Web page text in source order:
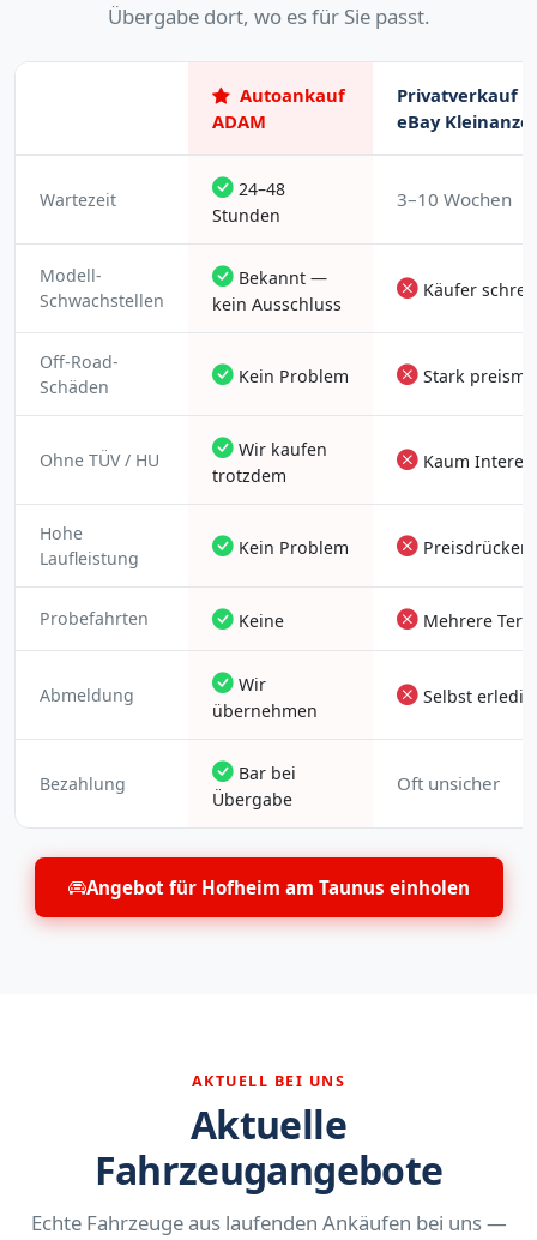
Übergabe dort, wo es für Sie passt.
Autoankauf
ADAM
Privatverkauf
eBay
Wartezeit
24–48
Stunden
3–10 Wochen
Modell-
Schwachstellen
Bekannt —
kein Ausschluss
Käufer
Off-Road-
Schäden
Kein Problem Stark
Ohne TÜV / HU
Wir kaufen
trotzdem
Kaum
Hohe
Laufleistung
Kein Problem
Probefahrten Keine Mehrere
Abmeldung
Wir
übernehmen
Selbst
Bezahlung
Bar bei
Übergabe
Oft unsicher
Angebot für Hofheim am Taunus einholen
AKTUELL BEI UNS
Aktuelle
Fahrzeugangebote
Echte Fahrzeuge aus laufenden Ankäufen bei uns —